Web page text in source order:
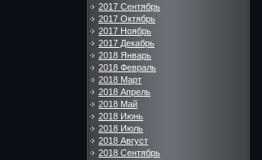
2017 Сентябрь
2017 Октябрь
2017 Ноябрь
2017 Декабрь
2018 Январь
2018 Февраль
2018 Март
2018 Апрель
2018 Май
2018 Июнь
2018 Июль
2018 Август
2018 Сентябрь